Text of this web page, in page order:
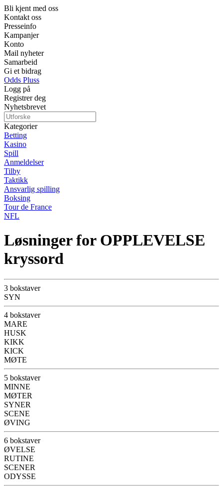
Bli kjent med oss
Kontakt oss
Presseinfo
Kampanjer
Konto
Mail nyheter
Samarbeid
Gi et bidrag
Odds Pluss
Logg på
Registrer deg
Nyhetsbrevet
Kategorier
Betting
Kasino
Spill
Anmeldelser
Tilby
Taktikk
Ansvarlig spilling
Boksing
Tour de France
NFL
Løsninger for OPPLEVELSE
kryssord
3 bokstaver
SYN
4 bokstaver
MARE
HUSK
KIKK
KICK
MØTE
5 bokstaver
MINNE
MØTER
SYNER
SCENE
ØVING
6 bokstaver
ØVELSE
RUTINE
SCENER
ODYSSE